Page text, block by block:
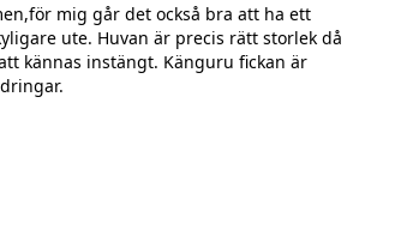
mig går det också bra att ha ett
ute. Huvan är precis rätt storlek då
kännas instängt. Känguru fickan är